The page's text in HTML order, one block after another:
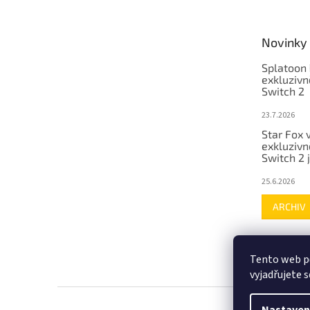
Tento web
vyjadřujete
Novinky
Splatoon
Switch 2
23.7.2026
Star Fox
Switch 2
25.6.2026
ARCHIV